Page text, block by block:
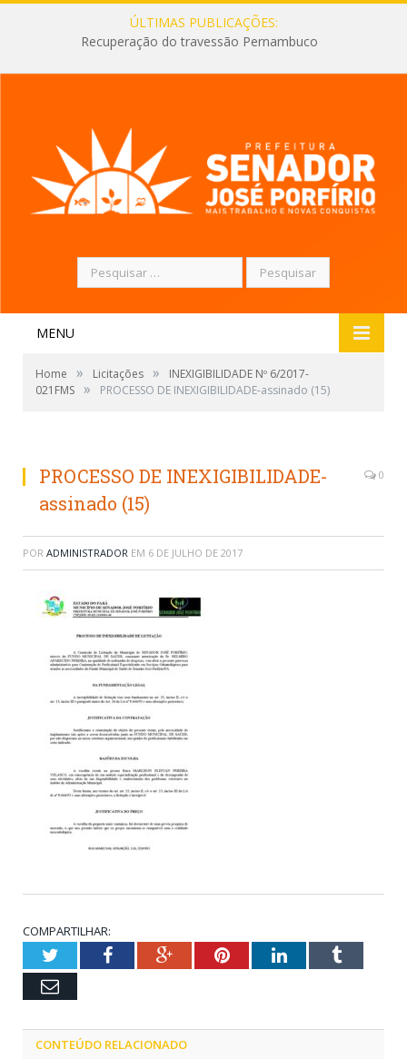
ÚLTIMAS PUBLICAÇÕES:
Recuperação do travessão Pernambuco
Pesquisar
por:
MENU
Home » Licitações »
INEXIGIBILIDADE Nº 6/2017-
021FMS » PROCESSO DE INEXIGIBILIDADE-assinado (15)
PROCESSO DE INEXIGIBILIDADE-
assinado (15)
0
POR ADMINISTRADOR EM 6 DE JULHO DE 2017
COMPARTILHAR:
TwitterFacebookGoogle+PinterestLinkedInTumblr
Email
CONTEÚDO RELACIONADO